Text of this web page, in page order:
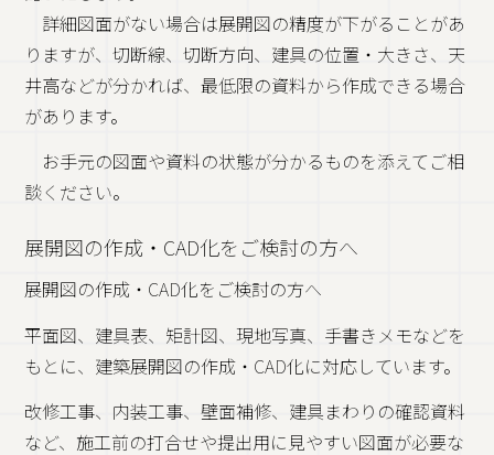
詳細図面がない場合は展開図の精度が下がることがあ
りますが、切断線、切断方向、建具の位置・大きさ、天
井高などが分かれば、最低限の資料から作成できる場合
があります。
お手元の図面や資料の状態が分かるものを添えてご相
談ください。
展開図の作成・CAD化をご検討の方へ
展開図の作成・CAD化をご検討の方へ
平面図、建具表、矩計図、現地写真、手書きメモなどを
もとに、建築展開図の作成・CAD化に対応しています。
改修工事、内装工事、壁面補修、建具まわりの確認資料
など、施工前の打合せや提出用に見やすい図面が必要な